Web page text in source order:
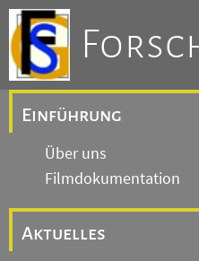
Einführung
Über uns
Filmdokumentation
Aktuelles